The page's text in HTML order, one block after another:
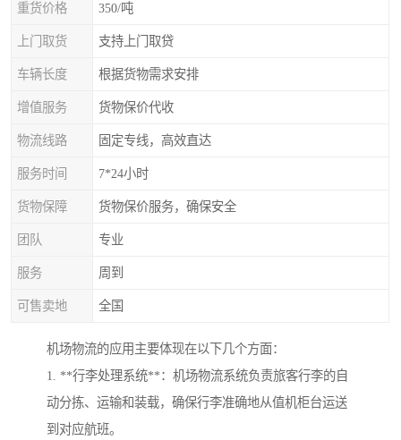
重货价格 350/吨
上门取货 支持上门取贷
车辆长度 根据货物需求安排
增值服务 货物保价代收
物流线路 固定专线，高效直达
服务时间 7*24小时
货物保障 货物保价服务，确保安全
团队 专业
服务 周到
可售卖地 全国
机场物流的应用主要体现在以下几个方面：
1. **行李处理系统**：机场物流系统负责旅客行李的自
动分拣、运输和装载，确保行李准确地从值机柜台运送
到对应航班。